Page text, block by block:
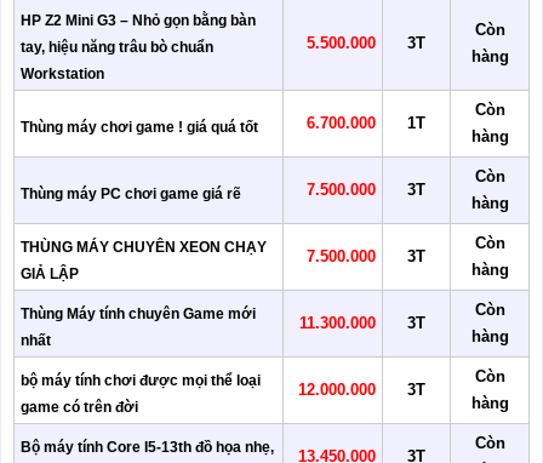
HP Z2 Mini G3 – Nhỏ gọn bằng bàn
tay, hiệu năng trâu bò chuẩn
Workstation
5.500.000 3T
Còn
hàng
Thùng máy chơi game ! giá quá tốt 6.700.000 1T
Còn
hàng
Thùng máy PC chơi game giá rẽ 7.500.000 3T
Còn
hàng
THÙNG MÁY CHUYÊN XEON CHẠY
GIẢ LẬP
7.500.000 3T
Còn
hàng
Thùng Máy tính chuyên Game mới
nhất
11.300.000 3T
Còn
hàng
bộ máy tính chơi được mọi thể loại
game có trên đời
12.000.000 3T
Còn
hàng
Bộ máy tính Core I5-13th đồ họa nhẹ, 13.450.000 3T
Còn